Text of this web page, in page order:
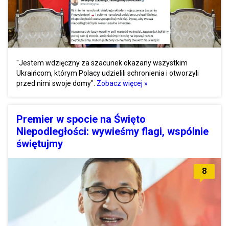
"Jestem wdzięczny za szacunek okazany wszystkim
Ukraińcom, którym Polacy udzielili schronienia i otworzyli
przed nimi swoje domy". Zobacz więcej »
Premier w spocie na Święto
Niepodległości: wywieśmy flagi, wspólnie
świętujmy
8